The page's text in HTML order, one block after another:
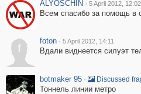
ALYOSCHIN · 5 April 2012, 12:02
Всем спасибо за помощь в
f
foton · 5 April 2012, 14:11
Вдали виднеется силуэт
botmaker 95 · Discussed
Тоннель линии метро